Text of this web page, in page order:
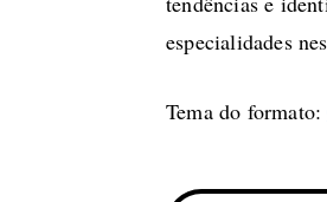
especialidades
Tema do formato: